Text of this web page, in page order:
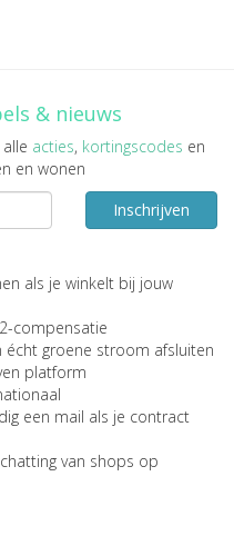
& nieuws
acties, kortingscodes en
en wonen
Inschrijven
als je winkelt bij jouw
compensatie
écht groene stroom afsluiten
platform
een mail als je contract
van shops op